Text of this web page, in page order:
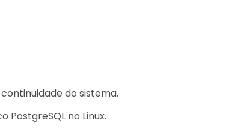
do sistema.
no Linux.